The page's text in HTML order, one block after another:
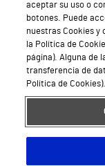
Política
aceptar su uso o
botones. Puede
nuestras Cookies
la Política de
página). Alguna de
transferencia de
Política de Cookies).